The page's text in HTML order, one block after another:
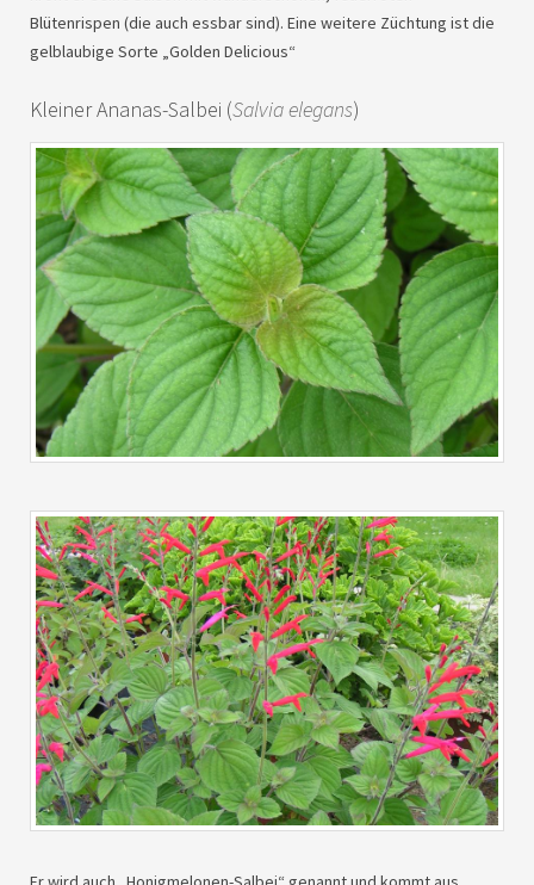
Blütenrispen (die auch essbar sind). Eine weitere Züchtung ist die
gelblaubige Sorte „Golden Delicious“
Kleiner Ananas-Salbei (Salvia elegans)